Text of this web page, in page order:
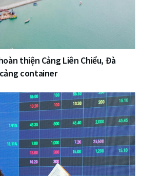
thiện Cảng Liên Chiểu, Đà
container